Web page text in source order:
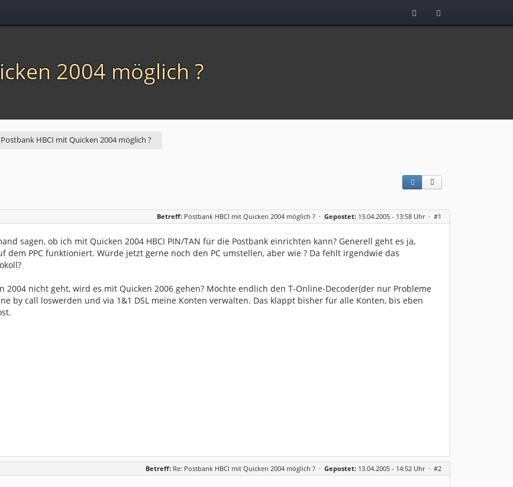
2004 möglich ?
Postbank HBCI mit Quicken 2004 möglich ?
Betreff: Postbank HBCI mit Quicken 2004 möglich ? · Gepostet: 13.04.2005 - 13:58 Uhr · #1
sagen, ob ich mit Quicken 2004 HBCI PIN/TAN für die Postbank einrichten kann? Generell geht es ja,
dem PPC funktioniert. Würde jetzt gerne noch den PC umstellen, aber wie ? Da fehlt irgendwie das
2004 nicht geht, wird es mit Quicken 2006 gehen? Möchte endlich den T-Online-Decoder(der nur Probleme
by call loswerden und via 1&1 DSL meine Konten verwalten. Das klappt bisher für alle Konten, bis eben
Betreff: Re: Postbank HBCI mit Quicken 2004 möglich ? · Gepostet: 13.04.2005 - 14:52 Uhr · #2